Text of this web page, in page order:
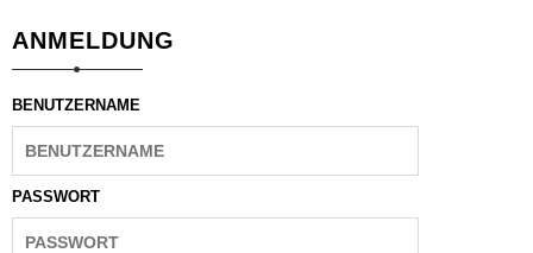
ANMELDUNG
BENUTZERNAME
PASSWORT